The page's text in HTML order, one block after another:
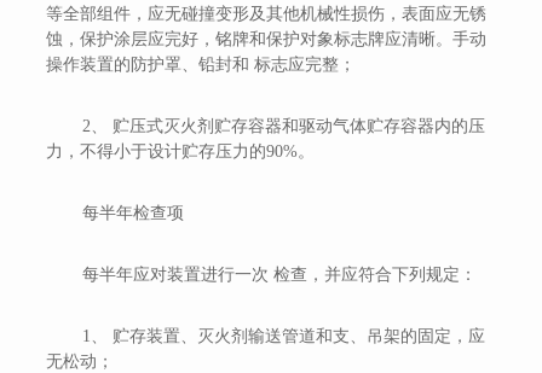
等全部组件，应无碰撞变形及其他机械性损伤，表面应无锈
蚀，保护涂层应完好，铭牌和保护对象标志牌应清晰。手动
操作装置的防护罩、铅封和 标志应完整；
2、 贮压式灭火剂贮存容器和驱动气体贮存容器内的压
力，不得小于设计贮存压力的90%。
每半年检查项
每半年应对装置进行一次 检查，并应符合下列规定：
1、 贮存装置、灭火剂输送管道和支、吊架的固定，应
无松动；